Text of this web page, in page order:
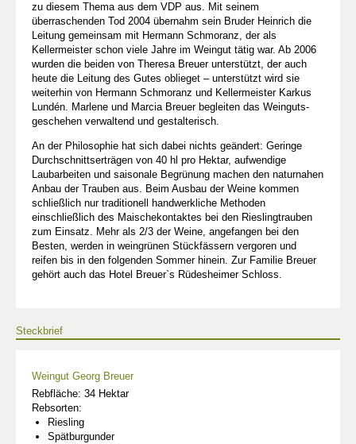
zu diesem Thema aus dem VDP aus. Mit seinem
überraschenden Tod 2004 übernahm sein Bruder Heinrich die
Leitung gemeinsam mit Hermann Schmoranz, der als
Kellermeister schon viele Jahre im Weingut tätig war. Ab 2006
wurden die beiden von Theresa Breuer unterstützt, der auch
heute die Leitung des Gutes oblieget – unterstützt wird sie
weiterhin von Hermann Schmoranz und Kellermeister Karkus
Lundén. Marlene und Marcia Breuer begleiten das Weinguts­
geschehen verwaltend und gestalterisch.
An der Philosophie hat sich dabei nichts geändert: Geringe
Durchschnittserträgen von 40 hl pro Hektar, aufwendige
Laubarbeiten und saisonale Begrünung machen den naturnahen
Anbau der Trauben aus. Beim Ausbau der Weine kommen
schließlich nur traditionell handwerkliche Methoden
einschließlich des Maischekontaktes bei den Rieslingtrauben
zum Einsatz. Mehr als 2/3 der Weine, angefangen bei den
Besten, werden in weingrünen Stückfässern vergoren und
reifen bis in den folgenden Sommer hinein. Zur Familie Breuer
gehört auch das Hotel Breuer`s Rüdesheimer Schloss.
Steckbrief
Weingut Georg Breuer
Rebfläche: 34 Hektar
Rebsorten:
Riesling
Spätburgunder